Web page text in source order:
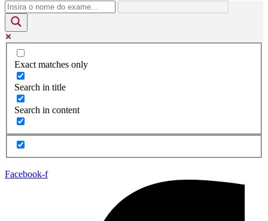
Exact matches only
Search in title
Search in content
Facebook-f